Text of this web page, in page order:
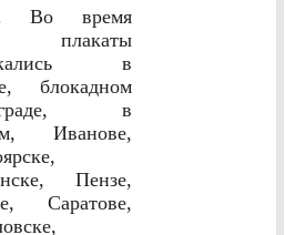
Во время
плакаты
в
блокадном
в
Иванове,
Пензе,
Саратове,